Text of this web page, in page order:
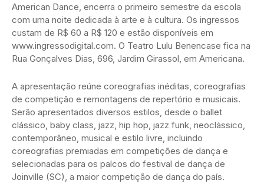
American Dance, encerra o primeiro semestre da escola
com uma noite dedicada à arte e à cultura. Os ingressos
custam de R$ 60 a R$ 120 e estão disponíveis em
www.ingressodigital.com. O Teatro Lulu Benencase fica na
Rua Gonçalves Dias, 696, Jardim Girassol, em Americana.
A apresentação reúne coreografias inéditas, coreografias
de competição e remontagens de repertório e musicais.
Serão apresentados diversos estilos, desde o ballet
clássico, baby class, jazz, hip hop, jazz funk, neoclássico,
contemporâneo, musical e estilo livre, incluindo
coreografias premiadas em competições de dança e
selecionadas para os palcos do festival de dança de
Joinville (SC), a maior competição de dança do país.